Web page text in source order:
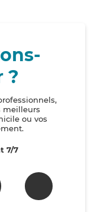
?
meilleurs
ou vos
7/7